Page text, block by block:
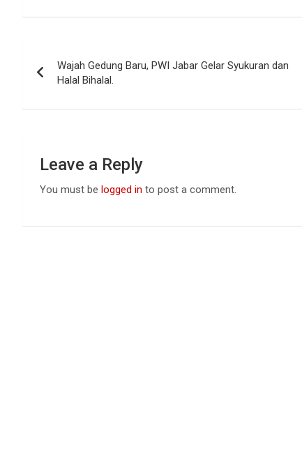
ce
o
o
k
at
A
p
p
ke
n
navigation
Wajah Gedung Baru, PWI Jabar Gelar Syukuran dan
Halal Bihalal.
Leave a Reply
You must be logged in to post a comment.